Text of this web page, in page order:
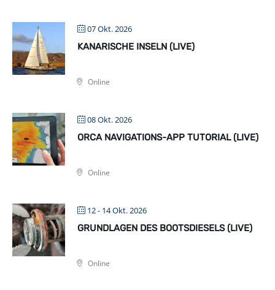
07 Okt. 2026
KANARISCHE INSELN (LIVE)
Online
08 Okt. 2026
ORCA NAVIGATIONS-APP TUTORIAL (LIVE)
Online
12 - 14 Okt. 2026
GRUNDLAGEN DES BOOTSDIESELS (LIVE)
Online